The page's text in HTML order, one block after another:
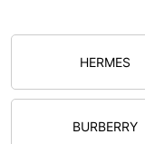
HERMES
BURBERRY